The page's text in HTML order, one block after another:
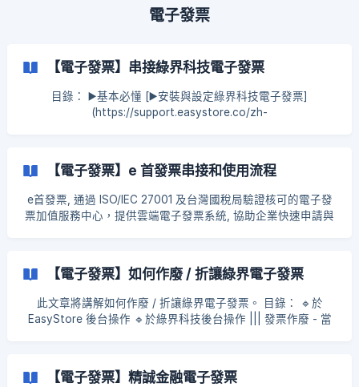
電子發票
【電子發票】串接綠界科技電子發票
目錄： ▶️基本必懂 [▶️安裝與設定綠界科技電子發票]
(https://support.easystore.co/zh-
bust=1724149706875#3-5q2l6amf5lia77yaiowuie
【電子發票】e 首發票串接和使用流程
e首發票, 通過 ISO/IEC 27001 及台灣國稅局驗證核可的電子發
票加值服務中心，提供雲端電子發票系統, 協助企業快速申請與
廢 e 首發票 ▶️注意事項 步驟一：串接 e 首發票 前往 e首發票官
網 → 營業人專區 → 加值中心服務線上申請 → 註冊申請帳號 !
[]
(https://storage.crisp.chat/users/helpdesk/website/c08bcb
b
【電子發票】如何作廢 / 折讓綠界電子發票
此文章將講解如何作廢 / 折讓綠界電子發票。 目錄： 🔹於
EasyStore 後台操作 🔹於綠界科技後台操作 ||| 發票作廢 - 當
額，或是跨期(已申報營業稅)的整筆退貨，要做發票折讓。 於
EasyStore 後台操作 步驟一： 選擇訂單 前往 EasyStore 後台
【電子發票】精誠金融電子發票